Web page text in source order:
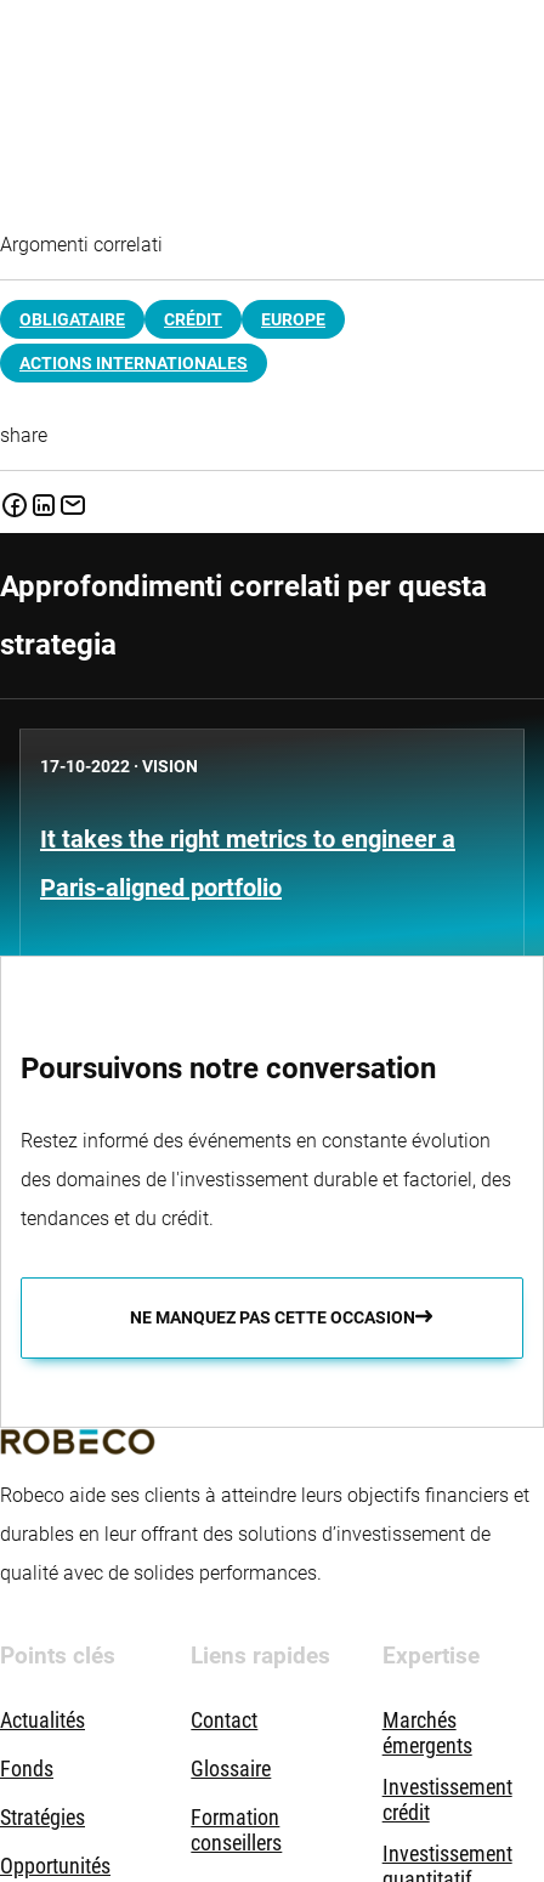
Argomenti correlati
OBLIGATAIRE CRÉDIT EUROPE
ACTIONS INTERNATIONALES
share
Approfondimenti correlati per questa
strategia
17-10-2022 · VISION
It takes the right metrics to engineer a
Paris-aligned portfolio
Poursuivons notre conversation
Restez informé des événements en constante évolution
des domaines de l'investissement durable et factoriel, des
tendances et du crédit.
NE MANQUEZ PAS CETTE OCCASION
Robeco aide ses clients à atteindre leurs objectifs financiers et
durables en leur offrant des solutions d’investissement de
qualité avec de solides performances.
Points clés
Actualités
Fonds
Stratégies
Opportunités
Liens rapides
Contact
Glossaire
Formation
conseillers
Expertise
Marchés
émergents
Investissement
crédit
Investissement